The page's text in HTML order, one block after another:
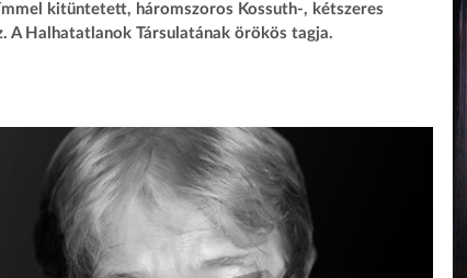
kitüntetett, háromszoros Kossuth-, kétszeres
A Halhatatlanok Társulatának örökös tagja.